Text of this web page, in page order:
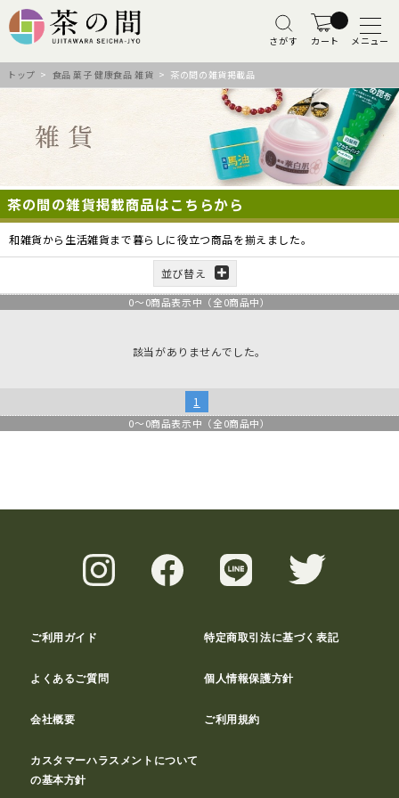
さがす カート メニュー
トップ > 食品 菓子 健康食品 雑貨 > 茶の間の雑貨掲載品
茶の間の雑貨掲載商品はこちらから
和雑貨から生活雑貨まで暮らしに役立つ商品を揃えました。
並び替え
0～0商品表示中（全0商品中）
該当がありませんでした。
1
0～0商品表示中（全0商品中）
ご利用ガイド 特定商取引法に基づく表記
よくあるご質問 個人情報保護方針
会社概要 ご利用規約
カスタマーハラスメントについて
の基本方針